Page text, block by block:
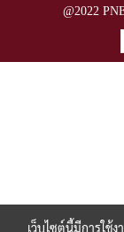
@2022
เว็บไซต์นี้มีการใช้